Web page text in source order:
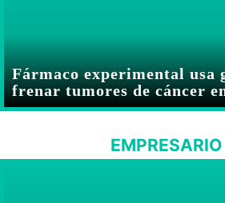
Fármaco experimental usa
frenar tumores de cáncer
EMPRESARIO